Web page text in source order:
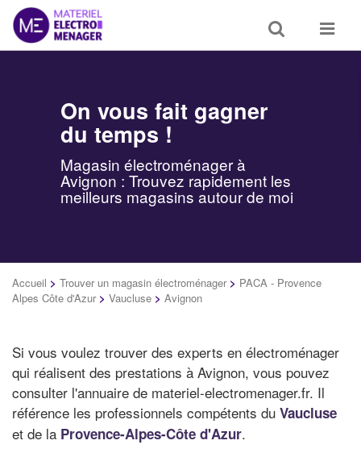
Toggle
search
Toggle
On vous fait gagner
du temps !
Magasin électroménager à
Avignon : Trouvez rapidement les
meilleurs magasins autour de moi
Accueil > Trouver un magasin électroménager > PACA - Provence
Alpes Côte d'Azur > Vaucluse > Avignon
Si vous voulez trouver des experts en électroménager
qui réalisent des prestations à Avignon, vous pouvez
consulter l'annuaire de materiel-electromenager.fr. Il
référence les professionnels compétents du Vaucluse
et de la Provence-Alpes-Côte d'Azur.